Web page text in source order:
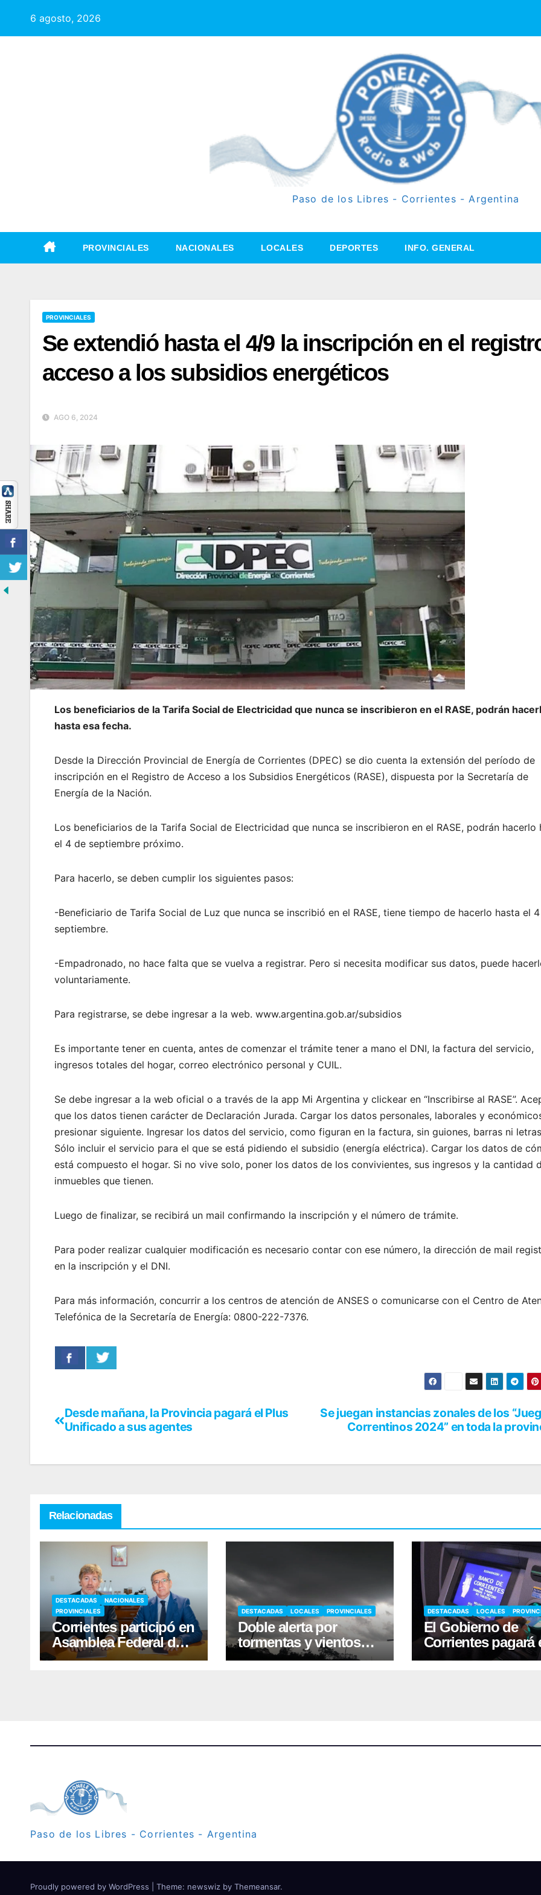
6 agosto, 2026
Paso de los Libres - Corrientes - Argentina
PROVINCIALES NACIONALES LOCALES DEPORTES INFO. GENERAL
PROVINCIALES
Se extendió hasta el 4/9 la inscripción en el
acceso a los subsidios energéticos
AGO 6, 2024
Los beneficiarios de la Tarifa Social de Electricidad que nunca se inscribieron en el RASE, podrán
hasta esa fecha.
Desde la Dirección Provincial de Energía de Corrientes (DPEC) se dio cuenta la extensión del período de
inscripción en el Registro de Acceso a los Subsidios Energéticos (RASE), dispuesta por la Secretaría de
Energía de la Nación.
Los beneficiarios de la Tarifa Social de Electricidad que nunca se inscribieron en el RASE, podrán hacerlo
el 4 de septiembre próximo.
Para hacerlo, se deben cumplir los siguientes pasos:
-Beneficiario de Tarifa Social de Luz que nunca se inscribió en el RASE, tiene tiempo de hacerlo hasta el
septiembre.
-Empadronado, no hace falta que se vuelva a registrar. Pero si necesita modificar sus datos, puede
voluntariamente.
Para registrarse, se debe ingresar a la web. www.argentina.gob.ar/subsidios
Es importante tener en cuenta, antes de comenzar el trámite tener a mano el DNI, la factura del servicio,
ingresos totales del hogar, correo electrónico personal y CUIL.
Se debe ingresar a la web oficial o a través de la app Mi Argentina y clickear en “Inscribirse al RASE”.
que los datos tienen carácter de Declaración Jurada. Cargar los datos personales, laborales y
presionar siguiente. Ingresar los datos del servicio, como figuran en la factura, sin guiones, barras ni
Sólo incluir el servicio para el que se está pidiendo el subsidio (energía eléctrica). Cargar los datos de
está compuesto el hogar. Si no vive solo, poner los datos de los convivientes, sus ingresos y la cantidad
inmuebles que tienen.
Luego de finalizar, se recibirá un mail confirmando la inscripción y el número de trámite.
Para poder realizar cualquier modificación es necesario contar con ese número, la dirección de mail
en la inscripción y el DNI.
Para más información, concurrir a los centros de atención de ANSES o comunicarse con el Centro de
Telefónica de la Secretaría de Energía: 0800-222-7376.
Se juegan instancias zonales de los
Correntinos 2024” en toda la
Desde mañana, la Provincia pagará el Plus
Unificado a sus agentes
Relacionadas
DESTACADAS
NACIONALES
PROVINCIALES
Corrientes participó en
Asamblea Federal de
Justicia y firmó
DESTACADAS LOCALES PROVINCIALES
Doble alerta por
tormentas y vientos
fuertes para Corrientes
DESTACADAS LOCALES
El Gobierno de
Corrientes pagará
Plus Unificado de
Paso de los Libres - Corrientes - Argentina
Proudly powered by WordPress Theme: newswiz by Themeansar.